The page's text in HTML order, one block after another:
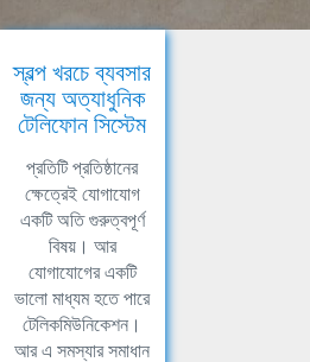
স্বল্প খরচে ব্যবসার
জন্য অত্যাধুনিক
টেলিফোন সিস্টেম
প্রতিটি প্রতিষ্ঠানের
ক্ষেত্রেই যোগাযোগ
একটি অতি গুরুত্বপূর্ণ
বিষয়। আর
যোগাযোগের একটি
ভালো মাধ্যম হতে পারে
টেলিকমিউনিকেশন।
আর এ সমস্যার সমাধান